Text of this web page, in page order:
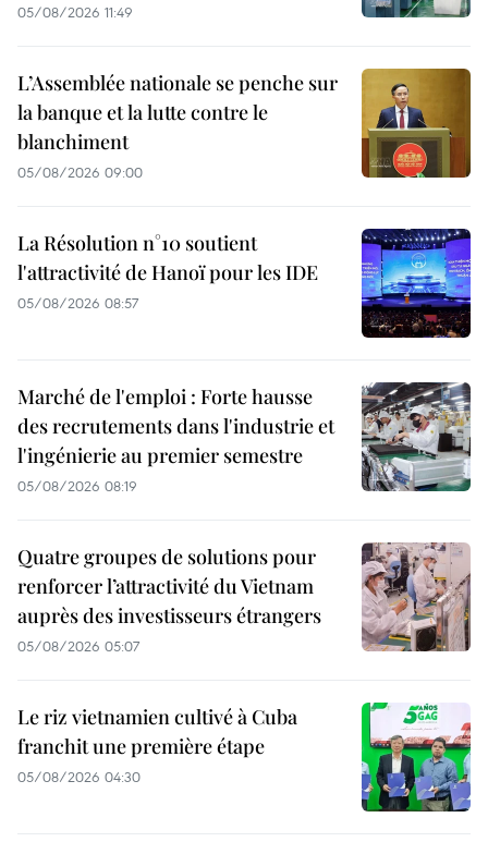
05/08/2026 11:49
L’Assemblée nationale se penche sur
la banque et la lutte contre le
blanchiment
05/08/2026 09:00
La Résolution n°10 soutient
l'attractivité de Hanoï pour les IDE
05/08/2026 08:57
Marché de l'emploi : Forte hausse
des recrutements dans l'industrie et
l'ingénierie au premier semestre
05/08/2026 08:19
Quatre groupes de solutions pour
renforcer l’attractivité du Vietnam
auprès des investisseurs étrangers
05/08/2026 05:07
Le riz vietnamien cultivé à Cuba
franchit une première étape
05/08/2026 04:30